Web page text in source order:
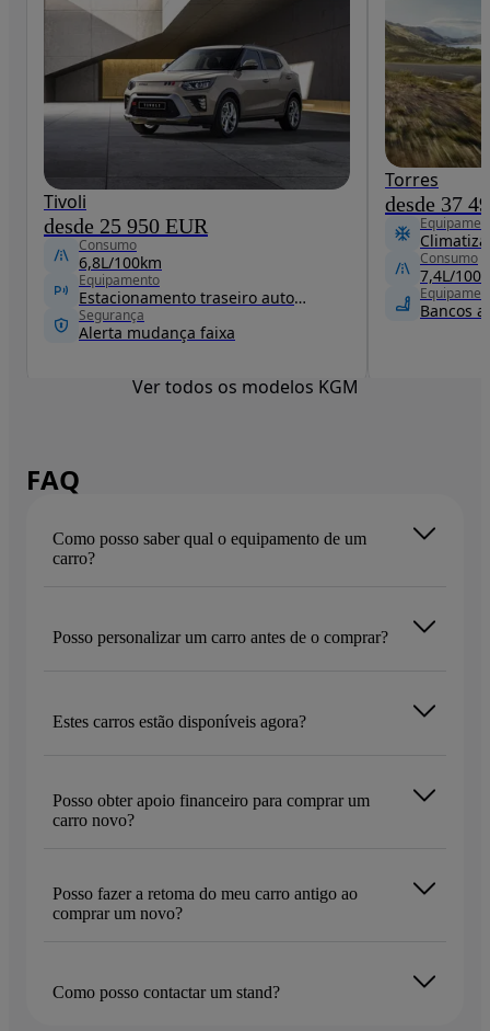
Tivoli
desde 25 950 EUR
Consumo
6,8L/100km
Equipamento
Estacionamento traseiro automático
Segurança
Alerta mudança faixa
Torres
desde 37
Consumo
7,4L/
Bancos
Ver todos os modelos KGM
FAQ
Como posso saber qual o equipamento de um
carro?
Posso personalizar um carro antes de o comprar?
Estes carros estão disponíveis agora?
Posso obter apoio financeiro para comprar um
carro novo?
Posso fazer a retoma do meu carro antigo ao
comprar um novo?
Como posso contactar um stand?